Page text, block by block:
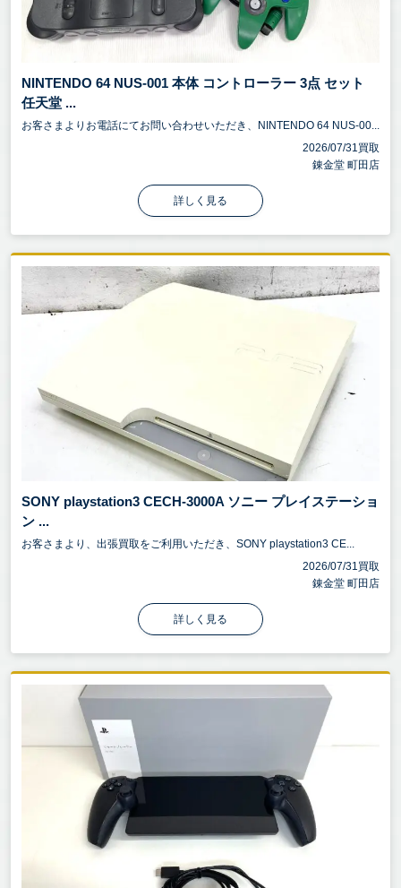
NINTENDO 64 NUS-001 本体 コントローラー 3点 セット
任天堂 ...
お客さまよりお電話にてお問い合わせいただき、NINTENDO 64 NUS-00...
2026/07/31買取
錬金堂 町田店
詳しく見る
SONY playstation3 CECH-3000A ソニー プレイステーショ
ン ...
お客さまより、出張買取をご利用いただき、SONY playstation3 CE...
2026/07/31買取
錬金堂 町田店
詳しく見る